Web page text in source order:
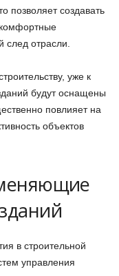
позволяет создавать
след отрасли.
уже к
будут оснащены
повлияет на
объектов
в строительной
управления